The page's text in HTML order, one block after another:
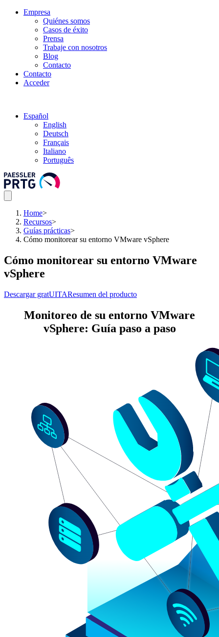
Empresa
Quiénes somos
Casos de éxito
Prensa
Trabaje con nosotros
Blog
Contacto
Contacto
Acceder
Español
English
Deutsch
Français
Italiano
Português
Home>
Recursos>
Guías prácticas>
Cómo monitorear su entorno VMware vSphere
Cómo monitorear su entorno VMware
vSphere
Descargar gratUITAResumen del producto
Monitoreo de su entorno VMware
vSphere: Guía paso a paso